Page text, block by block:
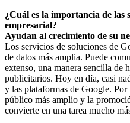
¿Cuál es la importancia de las
empresarial?
Ayudan al crecimiento de su
Los servicios de soluciones de
de datos más amplia. Puede
extenso, una manera sencilla de
publicitarios. Hoy en día, casi
y las plataformas de Google.
público más amplio y la
convierte en una tarea mucho